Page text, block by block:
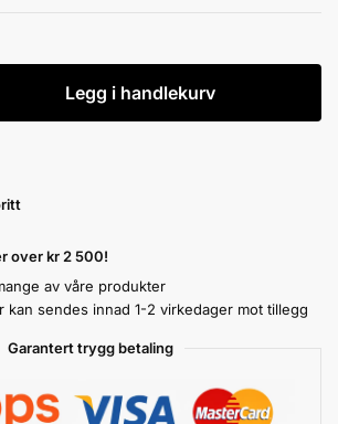
Legg i handlekurv
over kr 2 500!
av våre produkter
kan sendes innad 1-2 virkedager mot tillegg
Garantert trygg betaling